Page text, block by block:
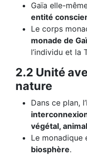
Gaïa elle-
entité
Le corps
monade de
l’individu et la
2.2 Unité
nature
Dans ce plan,
végétal, animal
Le monadique
biosphère.